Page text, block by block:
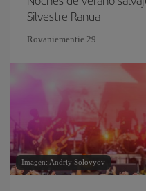
Silvestre Ranua
Rovaniementie 29
Imagen: Andriy Solovyov